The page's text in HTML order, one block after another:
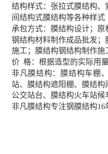
结构样式：张拉式膜结构
间结构式膜结构等各种样式
承包方式：膜结构设计；原
钢结构材料制作成品批发
施工；膜结构钢结构制作施
价 格：根据造型的实际用
非凡膜结构：膜结构车棚
站、膜结构遮阳棚、膜结
公交站台、膜结构火车站
非凡膜结构专注钢膜结构16